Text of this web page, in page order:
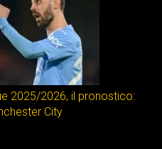
2025/2026, il pronostico:
City